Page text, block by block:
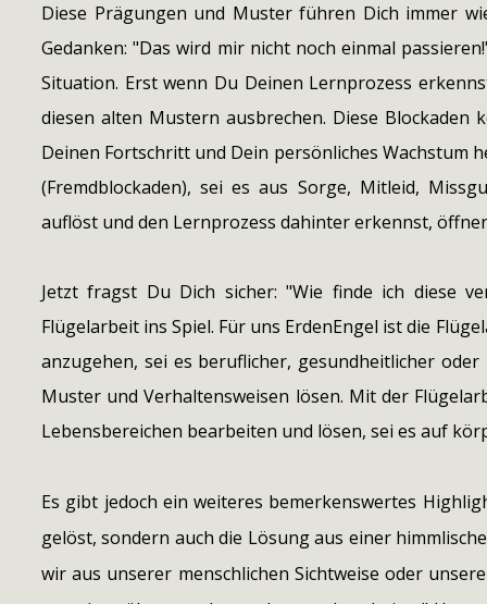
Diese Prägungen und Muster führen Dich immer
Gedanken: "Das wird mir nicht noch einmal
Situation. Erst wenn Du Deinen Lernprozess
diesen alten Mustern ausbrechen. Diese Blockaden
Deinen Fortschritt und Dein persönliches Wachstum
(Fremdblockaden), sei es aus Sorge, Mitleid,
auflöst und den Lernprozess dahinter erkennst,
Jetzt fragst Du Dich sicher: "Wie finde ich diese
Flügelarbeit ins Spiel. Für uns ErdenEngel ist die
anzugehen, sei es beruflicher, gesundheitlicher
Muster und Verhaltensweisen lösen. Mit der
Lebensbereichen bearbeiten und lösen, sei es auf
Es gibt jedoch ein weiteres bemerkenswertes
gelöst, sondern auch die Lösung aus einer
wir aus unserer menschlichen Sichtweise oder